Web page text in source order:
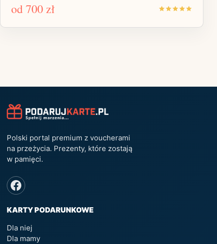
od700 zł
Polski portal premium z voucherami
na przeżycia. Prezenty, które zostają
w pamięci.
KARTY PODARUNKOWE
Dla niej
Dla mamy